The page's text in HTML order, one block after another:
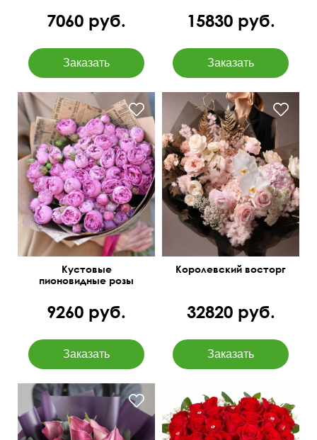
7060 руб. 15830 руб.
В крафтовой упаковке
Кустовые
пионовидные розы
9260 руб.
Озотамнус, орхидея
ванда, аспарагус,
сухоцветы
Королевский восторг
32820 руб.